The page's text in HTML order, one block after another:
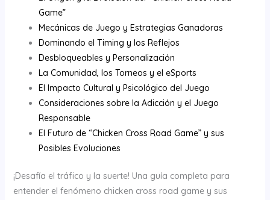
Game”
Mecánicas de Juego y Estrategias Ganadoras
Dominando el Timing y los Reflejos
Desbloqueables y Personalización
La Comunidad, los Torneos y el eSports
El Impacto Cultural y Psicológico del Juego
Consideraciones sobre la Adicción y el Juego
Responsable
El Futuro de “Chicken Cross Road Game” y sus
Posibles Evoluciones
¡Desafía el tráfico y la suerte! Una guía completa para
entender el fenómeno chicken cross road game y sus